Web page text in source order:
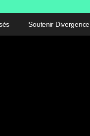
Soutenir Divergence